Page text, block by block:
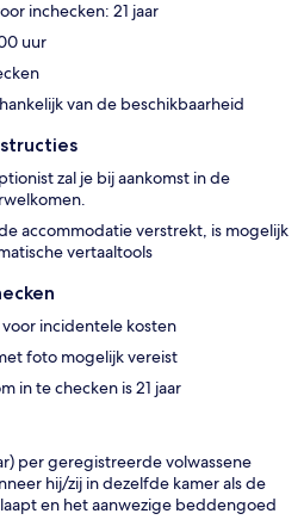
inchecken: 21 jaar
uur
van de beschikbaarheid
zal je bij aankomst in de
accommodatie verstrekt, is mogelijk
vertaaltools
incidentele kosten
foto mogelijk vereist
in te checken is 21 jaar
per geregistreerde volwassene
hij/zij in dezelfde kamer als de
en het aanwezige beddengoed